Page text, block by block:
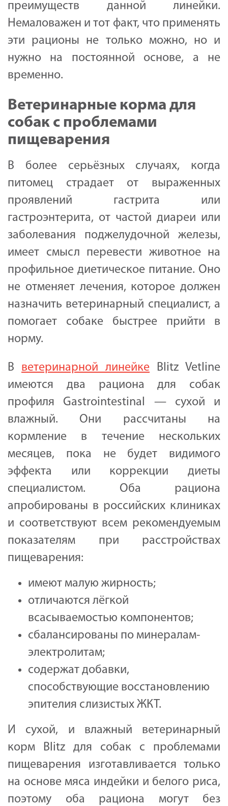
преимуществ данной линейки.
Немаловажен и тот факт, что применять
эти рационы не только можно, но и
нужно на постоянной основе, а не
временно.
Ветеринарные корма для
собак с проблемами
пищеварения
В более серьёзных случаях, когда
питомец страдает от выраженных
проявлений гастрита или
гастроэнтерита, от частой диареи или
заболевания поджелудочной железы,
имеет смысл перевести животное на
профильное диетическое питание. Оно
не отменяет лечения, которое должен
назначить ветеринарный специалист, а
помогает собаке быстрее прийти в
норму.
В ветеринарной линейке Blitz Vetline
имеются два рациона для собак
профиля Gastrointestinal — сухой и
влажный. Они рассчитаны на
кормление в течение нескольких
месяцев, пока не будет видимого
эффекта или коррекции диеты
специалистом. Оба рациона
апробированы в российских клиниках
и соответствуют всем рекомендуемым
показателям при расстройствах
пищеварения:
имеют малую жирность;
отличаются лёгкой
всасываемостью компонентов;
сбалансированы по минералам-
электролитам;
содержат добавки,
способствующие восстановлению
эпителия слизистых ЖКТ.
И сухой, и влажный ветеринарный
корм Blitz для собак с проблемами
пищеварения изготавливается только
на основе мяса индейки и белого риса,
поэтому оба рациона могут без